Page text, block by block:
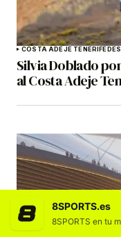
COSTA ADEJE TENERIFE
Silvia Doblado
al Costa Adeje
8SPORTS.es
8SPORTS en tu